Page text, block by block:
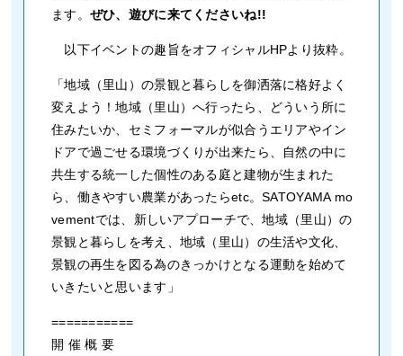
ます。 ぜひ、遊びに来てくださいね!!
以下イベントの趣旨をオフィシャルHPより抜粋。
「地域（里山）の景観と暮らしを御洒落に格好よく
変えよう！地域（里山）へ行ったら、どういう所に
住みたいか、セミフォーマルが似合うエリアやイン
ドアで過ごせる環境づくりが出来たら、自然の中に
共生する統一した個性のある庭と建物が生まれた
ら、働きやすい農業があったらetc。SATOYAMA mo
vementでは、新しいアプローチで、地域（里山）の
景観と暮らしを考え、地域（里山）の生活や文化、
景観の再生を図る為のきっかけとなる運動を始めて
いきたいと思います」
===========
開 催 概 要